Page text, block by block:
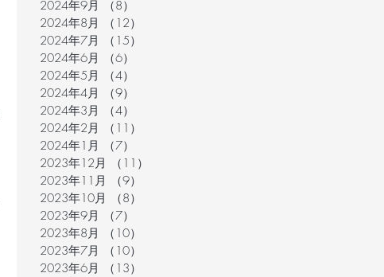
2024年9月
（8）
2024年8月
（12）
2024年7月
（15）
2024年6月
（6）
2024年5月
（4）
2024年4月
（9）
2024年3月
（4）
2024年2月
（11）
2024年1月
（7）
2023年12月
（11）
2023年11月
（9）
2023年10月
（8）
2023年9月
（7）
2023年8月
（10）
2023年7月
（10）
2023年6月
（13）